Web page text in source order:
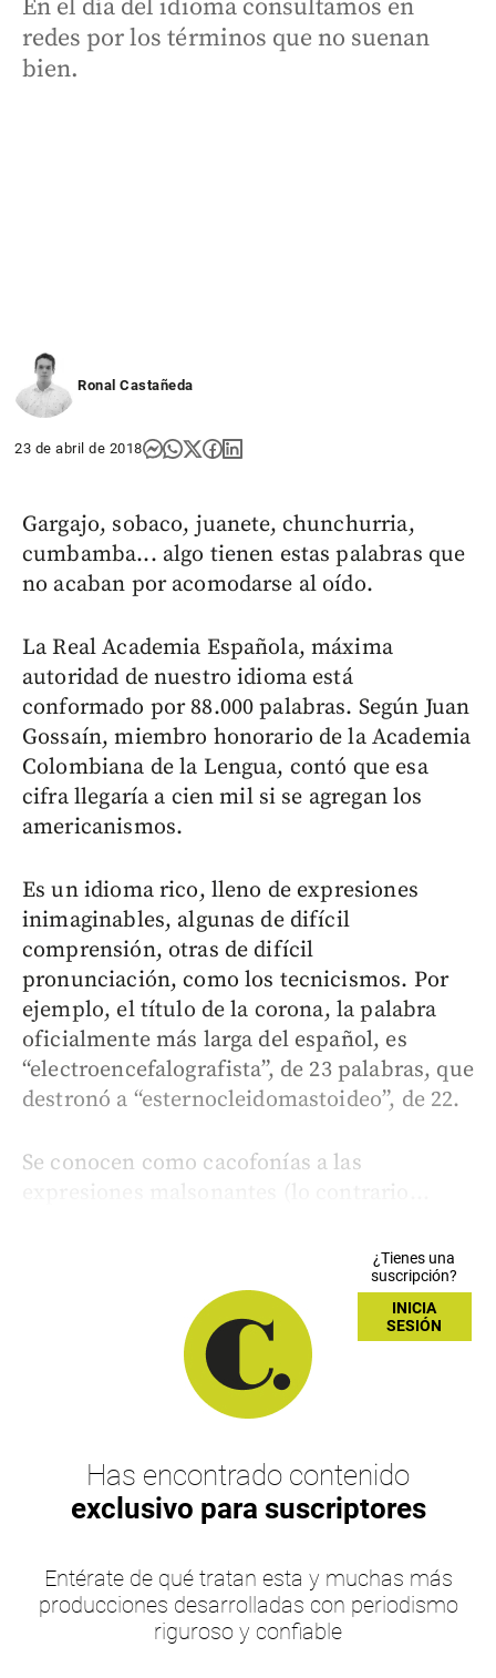
En el día del idioma consultamos en
redes por los términos que no suenan
bien.
Ronal Castañeda
23 de abril de 2018
Gargajo, sobaco, juanete, chunchurria,
cumbamba... algo tienen estas palabras que
no acaban por acomodarse al oído.
La Real Academia Española, máxima
autoridad de nuestro idioma está
conformado por 88.000 palabras. Según Juan
Gossaín, miembro honorario de la Academia
Colombiana de la Lengua, contó que esa
cifra llegaría a cien mil si se agregan los
americanismos.
Es un idioma rico, lleno de expresiones
inimaginables, algunas de difícil
comprensión, otras de difícil
pronunciación, como los tecnicismos. Por
ejemplo, el título de la corona, la palabra
oficialmente más larga del español, es
“electroencefalografista”, de 23 palabras, que
destronó a “esternocleidomastoideo”, de 22.
Se conocen como cacofonías a las
expresiones malsonantes (lo contrario...
¿Tienes una
suscripción?
INICIA
SESIÓN
Has encontrado contenido
exclusivo para suscriptores
Entérate de qué tratan esta y muchas más
producciones desarrolladas con periodismo
riguroso y confiable